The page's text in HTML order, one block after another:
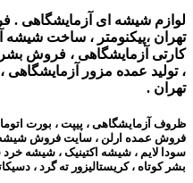
لوازم شیشه ای آزمایشگاهی
تهران ،پیکنومتر ، ساخت
کارتی آزمایشگاهی ، فروش
، تولید عمده مزور
تهران .
ظروف آزمایشگاهی ، پیپت ، بورت
فروش عمده ارلن ، سایت فروش شیشه
سودا لایم ، شیشه اکتینیک ، شیشه
بشر کوتاه ، کریستالیزور ته گرد ،